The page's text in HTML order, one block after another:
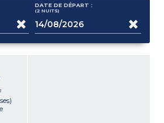
DATE DE DÉPART :
(2 NUITS)